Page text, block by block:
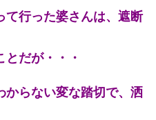
て行った婆さんは、遮断
だが・・・
からない変な踏切で、洒